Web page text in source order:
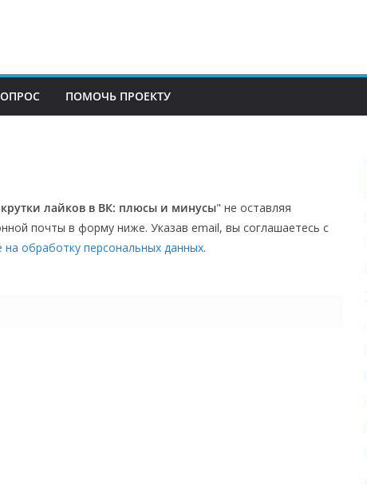
ПОМОЧЬ ПРОЕКТУ
лайков в ВК: плюсы и минусы" не оставляя
почты в форму ниже. Указав email, вы соглашаетесь с
на обработку персональных данных.